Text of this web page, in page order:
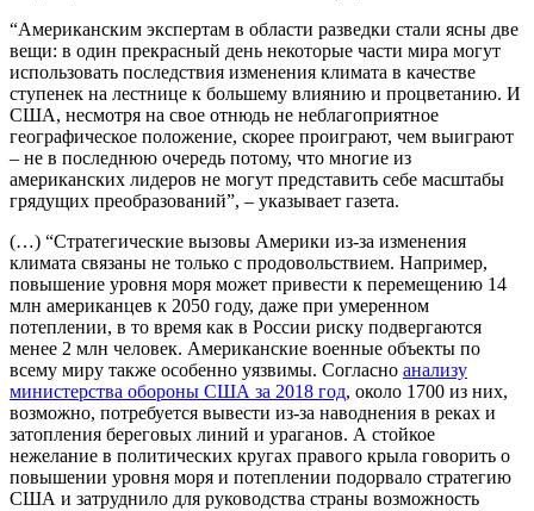
“Американским экспертам в области разведки стали ясны две
вещи: в один прекрасный день некоторые части мира могут
использовать последствия изменения климата в качестве
ступенек на лестнице к большему влиянию и процветанию. И
США, несмотря на свое отнюдь не неблагоприятное
географическое положение, скорее проиграют, чем выиграют
– не в последнюю очередь потому, что многие из
американских лидеров не могут представить себе масштабы
грядущих преобразований”, – указывает газета.
(…) “Стратегические вызовы Америки из-за изменения
климата связаны не только с продовольствием. Например,
повышение уровня моря может привести к перемещению 14
млн американцев к 2050 году, даже при умеренном
потеплении, в то время как в России риску подвергаются
менее 2 млн человек. Американские военные объекты по
всему миру также особенно уязвимы. Согласно анализу
министерства обороны США за 2018 год, около 1700 из них,
возможно, потребуется вывести из-за наводнения в реках и
затопления береговых линий и ураганов. А стойкое
нежелание в политических кругах правого крыла говорить о
повышении уровня моря и потеплении подорвало стратегию
США и затруднило для руководства страны возможность